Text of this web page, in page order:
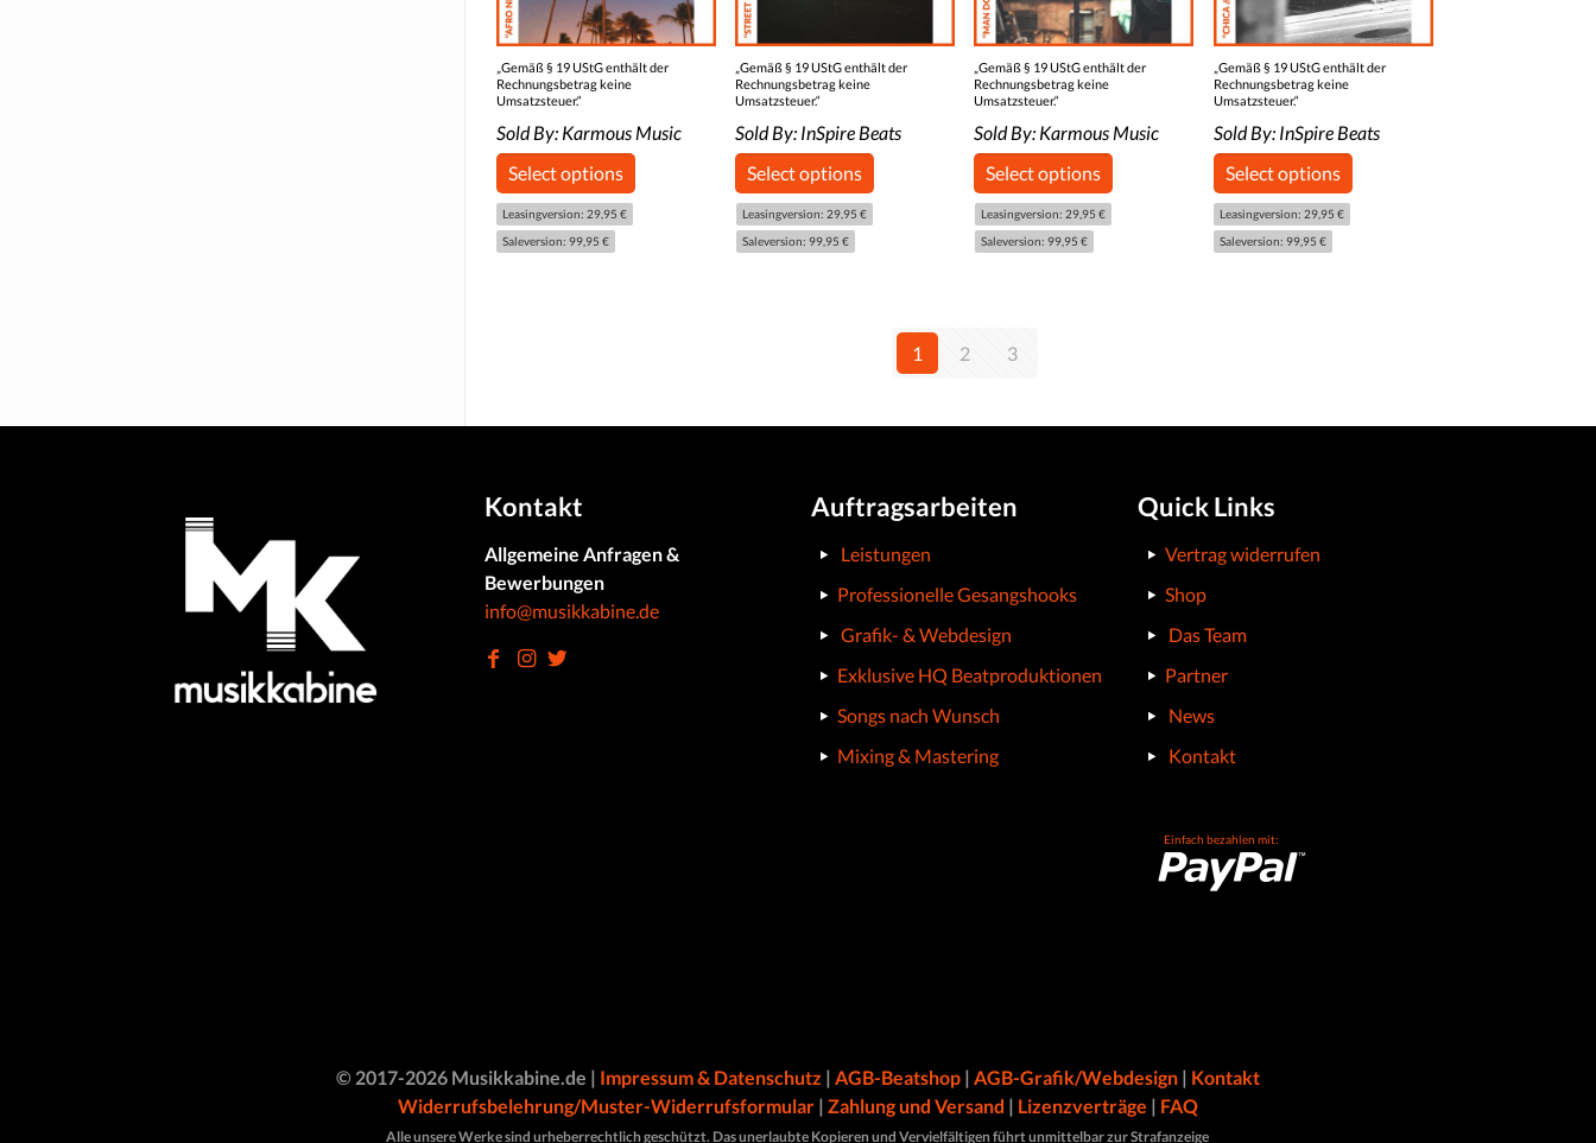
„Gemäß § 19 UStG enthält der
Rechnungsbetrag keine
Umsatzsteuer.“
Sold By: Karmous Music
Select options
Leasingversion: 29,95 €
Saleversion: 99,95 €
„Gemäß § 19 UStG enthält der
Rechnungsbetrag keine
Umsatzsteuer.“
Sold By: InSpire Beats
Select options
Leasingversion: 29,95 €
Saleversion: 99,95 €
„Gemäß § 19 UStG enthält der
Rechnungsbetrag keine
Umsatzsteuer.“
Sold By: Karmous Music
Select options
Leasingversion: 29,95 €
Saleversion: 99,95 €
„Gemäß § 19 UStG enthält der
Rechnungsbetrag keine
Umsatzsteuer.“
Sold By: InSpire Beats
Select options
Leasingversion: 29,95 €
Saleversion: 99,95 €
1 2 3
Kontakt
Allgemeine Anfragen &
Bewerbungen
info@musikkabine.de
Auftragsarbeiten
Leistungen
Professionelle Gesangshooks
Grafik- & Webdesign
Exklusive HQ Beatproduktionen
Songs nach Wunsch
Mixing & Mastering
Quick Links
Vertrag widerrufen
Shop
Das Team
Partner
News
Kontakt
Einfach bezahlen mit:
© 2017-2026 Musikkabine.de | Impressum & Datenschutz | AGB-Beatshop| AGB-Grafik/Webdesign| Kontakt
Widerrufsbelehrung/Muster-Widerrufsformular| Zahlung und Versand | Lizenzverträge | FAQ
Alle unsere Werke sind urheberrechtlich geschützt. Das unerlaubte Kopieren und Vervielfältigen führt unmittelbar zur Strafanzeige